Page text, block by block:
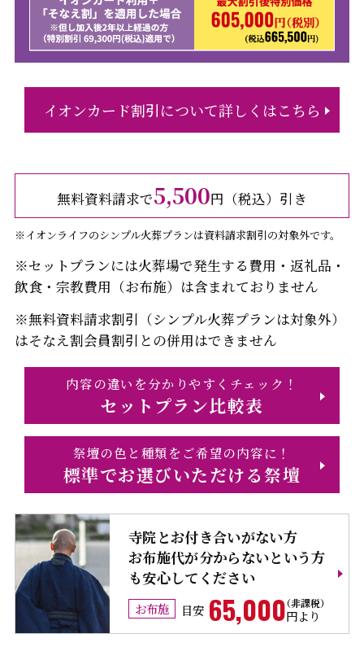
イオンカード割引について詳しくはこちら
無料資料請求で5,500円（税込）引き
※イオンライフのシンプル火葬プランは資料請求割引の対象外です。
※セットプランには火葬場で発生する費用・返礼品・
飲食・宗教費用（お布施）は含まれておりません
※無料資料請求割引（シンプル火葬プランは対象外）
はそなえ割会員割引との併用はできません
内容の違いを分かりやすくチェック！
セットプラン比較表
祭壇の色と種類をご希望の内容に！
標準でお選びいただける祭壇
寺院とお付き合いがない方
お布施代が分からないという方
も安心してください
お布施 目安 65,000円より